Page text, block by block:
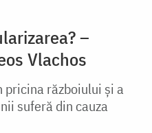
–
Vlachos
pricina războiului și a
suferă din cauza